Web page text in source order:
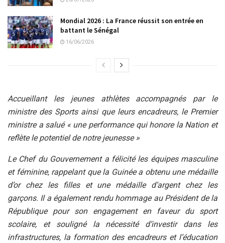
Mondial 2026 : La France réussit son entrée en
battant le Sénégal
16/06/2026
Accueillant les jeunes athlètes accompagnés par le
ministre des Sports ainsi que leurs encadreurs, le Premier
ministre a salué « une performance qui honore la Nation et
reflète le potentiel de notre jeunesse »
Le Chef du Gouvernement a félicité les équipes masculine
et féminine, rappelant que la Guinée a obtenu une médaille
d’or chez les filles et une médaille d’argent chez les
garçons. Il a également rendu hommage au Président de la
République pour son engagement en faveur du sport
scolaire, et souligné la nécessité d’investir dans les
infrastructures, la formation des encadreurs et l’éducation